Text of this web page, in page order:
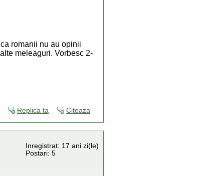
romanii nu au opinii
meleaguri. Vorbesc 2-
Replica ta Citeaza
Inregistrat: 17 ani zi(le)
Postari: 5